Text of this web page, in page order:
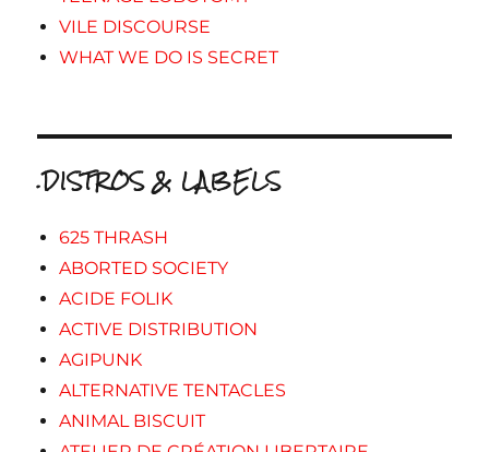
VILE DISCOURSE
WHAT WE DO IS SECRET
.DISTROS & LABELS
625 THRASH
ABORTED SOCIETY
ACIDE FOLIK
ACTIVE DISTRIBUTION
AGIPUNK
ALTERNATIVE TENTACLES
ANIMAL BISCUIT